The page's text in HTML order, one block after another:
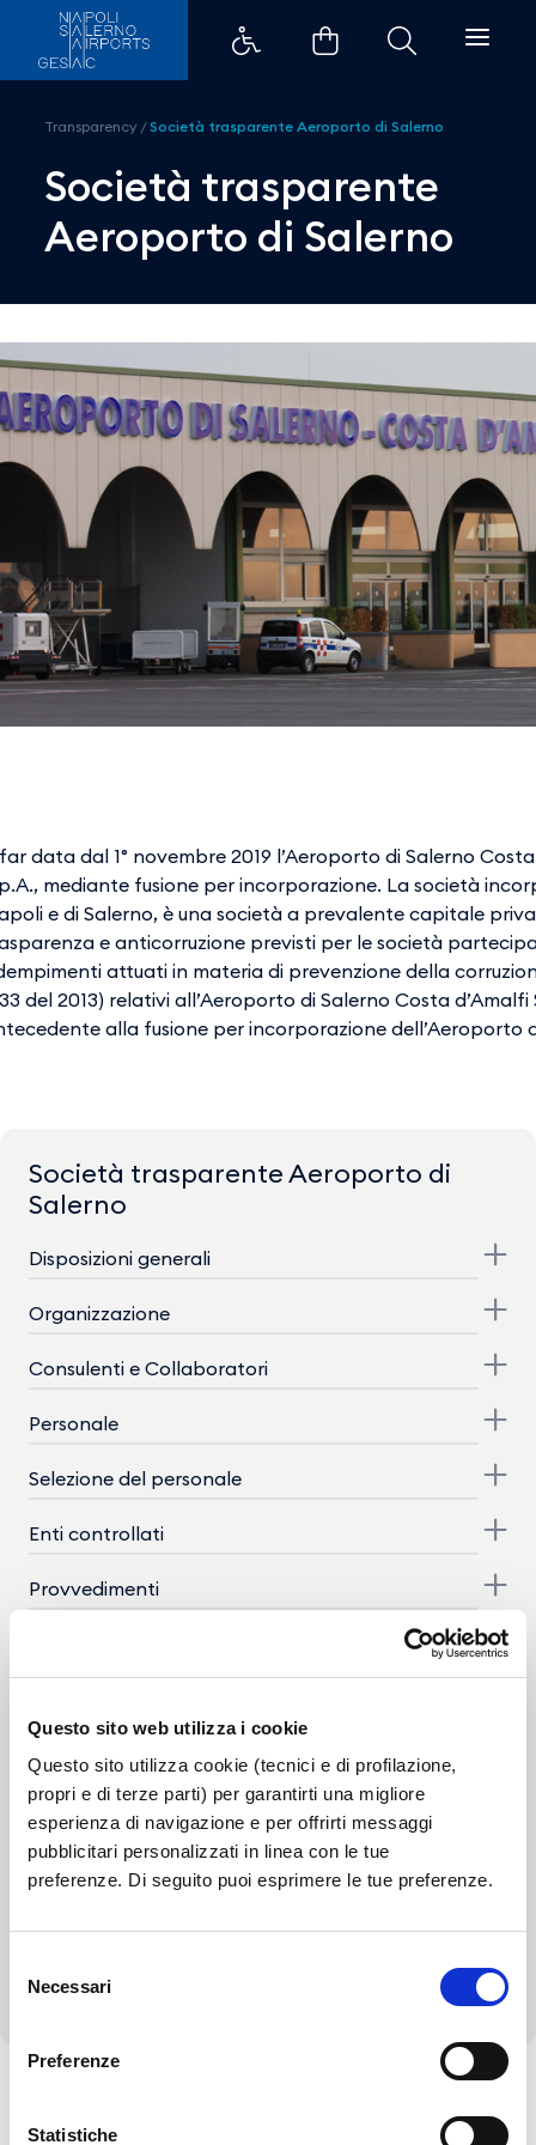
Questo sito web utilizza i cookie
Questo sito utilizza cookie (tecnici e di profilazione,
propri e di terze parti) per garantirti una migliore
esperienza di navigazione e per offrirti messaggi
pubblicitari personalizzati in linea con le tue
preferenze. Di seguito puoi esprimere le tue preferenze.
delNecessari
Preferenze
Statistiche
Società trasparente Aeroporto
Transparency /Società trasparente Aeroporto di Salerno
Società trasparente
Aeroporto di Salerno
data dal 1° novembre 2019 l’Aeroporto di Salerno
mediante fusione per incorporazione. La società
e di Salerno, è una società a prevalente capitale
e anticorruzione previsti per le società
attuati in materia di prevenzione della
del 2013) relativi all’Aeroporto di Salerno Costa
alla fusione per incorporazione dell’Aeroporto
Società trasparente Aeroporto di
Salerno
Disposizioni generali
Organizzazione
Consulenti e Collaboratori
Personale
Selezione del personale
Enti controllati
Provvedimenti
Bilanci
Beni immobili e gestione patrimonio
Controlli e rilievi sull'amministrazione